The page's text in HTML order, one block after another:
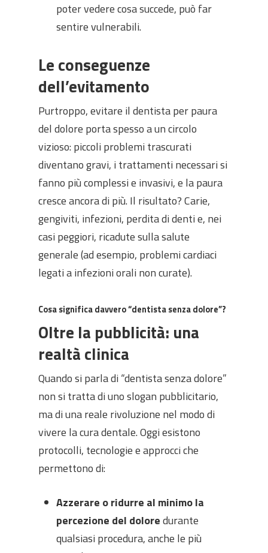
poter vedere cosa succede, può far
sentire vulnerabili.
Le conseguenze
dell’evitamento
Purtroppo, evitare il dentista per paura
del dolore porta spesso a un circolo
vizioso: piccoli problemi trascurati
diventano gravi, i trattamenti necessari si
fanno più complessi e invasivi, e la paura
cresce ancora di più. Il risultato? Carie,
gengiviti, infezioni, perdita di denti e, nei
casi peggiori, ricadute sulla salute
generale (ad esempio, problemi cardiaci
legati a infezioni orali non curate).
Cosa significa davvero “dentista senza dolore”?
Oltre la pubblicità: una
realtà clinica
Quando si parla di “dentista senza dolore”
non si tratta di uno slogan pubblicitario,
ma di una reale rivoluzione nel modo di
vivere la cura dentale. Oggi esistono
protocolli, tecnologie e approcci che
permettono di:
Azzerare o ridurre al minimo la
percezione del doloredurante
qualsiasi procedura, anche le più